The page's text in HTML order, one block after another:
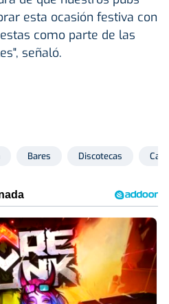
esta ocasión festiva con
como parte de las
señaló.
Bares Discotecas